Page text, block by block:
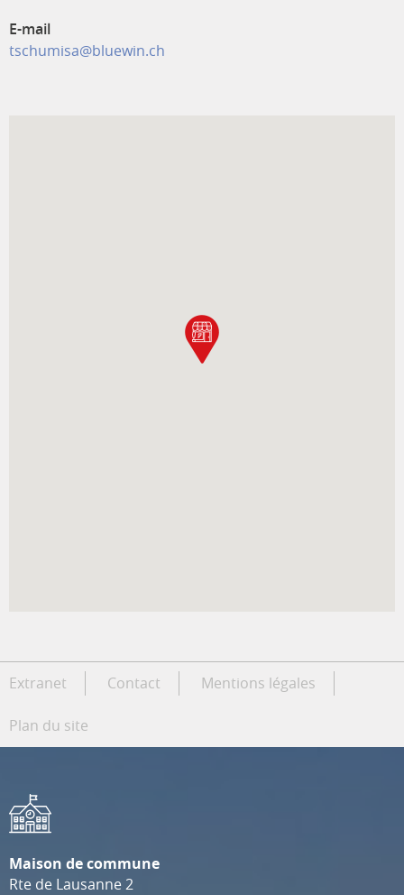
E-mail
tschumisa@bluewin.ch
Extranet Contact Mentions légales
Plan du site
Maison de commune
Rte de Lausanne 2